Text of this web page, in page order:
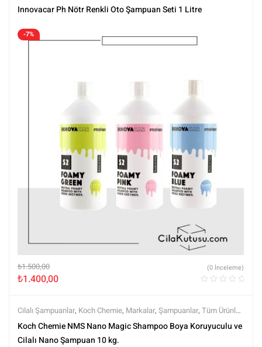
Şampuanlar,Setler,Tüm Ürünler ,Yıkama Setleri, Yıkama Ürünleri
Innovacar Ph Nötr Renkli Oto Şampuan Seti 1 Litre
-7%
₺1.500,00
₺1.400,00
(0 İnceleme)
Cilalı Şampuanlar, Koch Chemie, Markalar, Şampuanlar, Tüm Ürünler
Tüm Ürünler,Yıkama Ürünleri
Koch Chemie NMS Nano Magic Shampoo Boya Koruyuculu ve
Cilalı Nano Şampuan 10 kg.